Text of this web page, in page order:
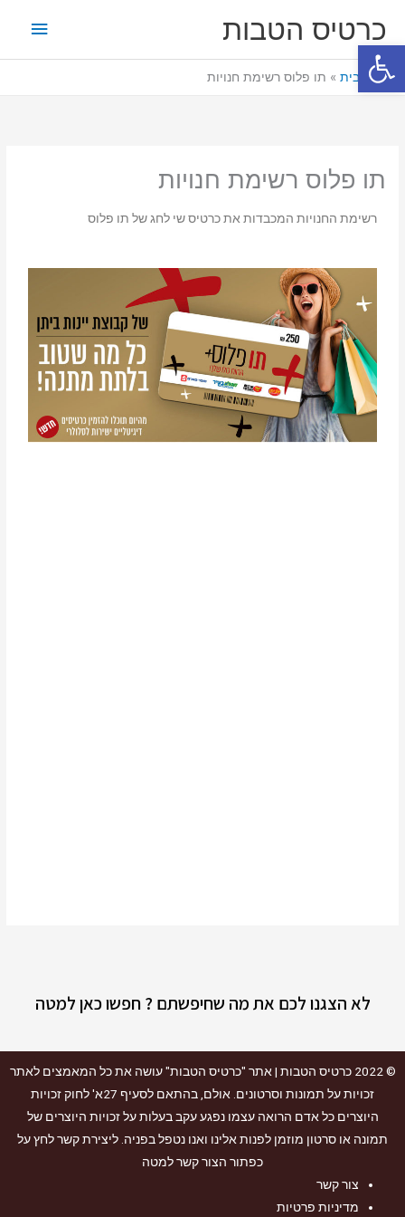
פתח סרגל נגישות
לתוכןכרטיס הטבות
ראשי
דף הבית תו פלוס רשימת חנויות
תו פלוס רשימת חנויות
רשימת החנויות המכבדות את כרטיס שי לחג של תו פלוס
לא הצגנו לכם את מה שחיפשתם ? חפשו כאן למטה
© 2022 כרטיס הטבות | אתר "כרטיס הטבות" עושה את כל המאמצים לאתר
זכויות על תמונות וסרטונים. אולם, בהתאם לסעיף 27א' לחוק זכויות
היוצרים כל אדם הרואה עצמו נפגע עקב בעלות על זכויות היוצרים של
תמונה או סרטון מוזמן לפנות אלינו ואנו נטפל בפניה. ליצירת קשר לחץ על
כפתור הצור קשר למטה
צור קשר
מדיניות פרטיות